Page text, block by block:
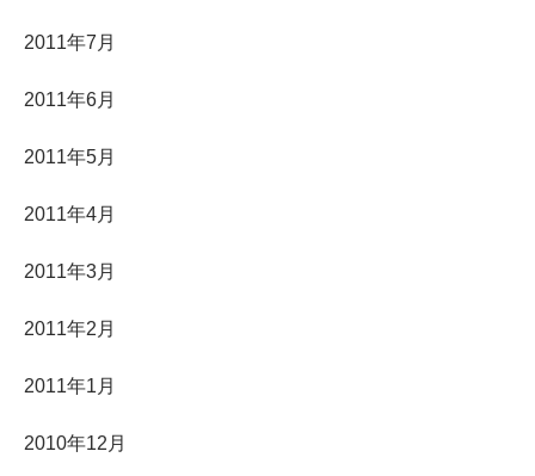
2011年7月
2011年6月
2011年5月
2011年4月
2011年3月
2011年2月
2011年1月
2010年12月